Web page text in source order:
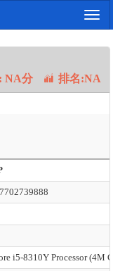
NA分
排名:NA